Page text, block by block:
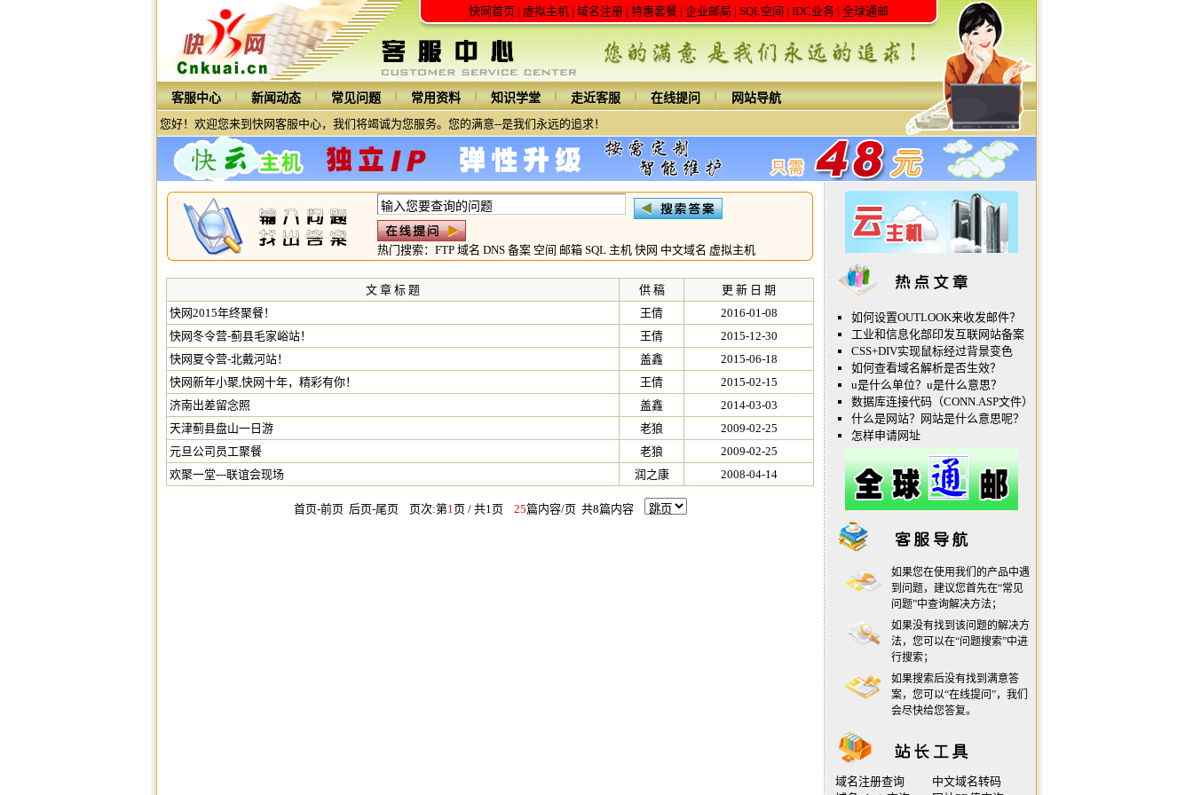
快网首页| 虚拟主机| 域名注册| 特惠套餐| 企业邮局 | SQL空间 | IDC业务| 全球通邮
客服中心 新闻动态 常见问题 常用资料 知识学堂 走近客服 在线提问
网站导航
您好！欢迎您来到快网客服中心，我们将竭诚为您服务。您的满意--是我们永远的追求！
热门搜索： FTP 域名 DNS 备案 空间 邮箱 SQL 主机 快网 中文域名 虚拟主机
文 章 标 题 供 稿
更 新 日 期
快网2015年终聚餐！
王倩
2016-01-08
快网冬令营-蓟县毛家峪站！
王倩
2015-12-30
快网夏令营-北戴河站！
盖鑫
2015-06-18
快网新年小聚,快网十年，精彩有你！
王倩
2015-02-15
济南出差留念照
盖鑫
2014-03-03
天津蓟县盘山一日游
老狼
2009-02-25
元旦公司员工聚餐
老狼
2009-02-25
欢聚一堂---联谊会现场
润之康 2008-04-14
首页-前页 后页-尾页 页次:第1页 / 共1页 25篇内容/页 共8篇内容
如何设置OUTLOOK来收发邮件？
工业和信息化部印发互联网站备案
CSS+DIV实现鼠标经过背景变色
如何查看域名解析是否生效？
u是什么单位？u是什么意思？
数据库连接代码（CONN.ASP文件）
什么是网站？网站是什么意思呢？
怎样申请网址
如果您在使用我们的产品中遇
到问题，建议您首先在“常见
问题”中查询解决方法；
如果没有找到该问题的解决方
法，您可以在“问题搜索”中进
行搜索；
如果搜索后没有找到满意答
案，您可以“在线提问 ”，我们
会尽快给您答复。
域名注册查询
中文域名转码